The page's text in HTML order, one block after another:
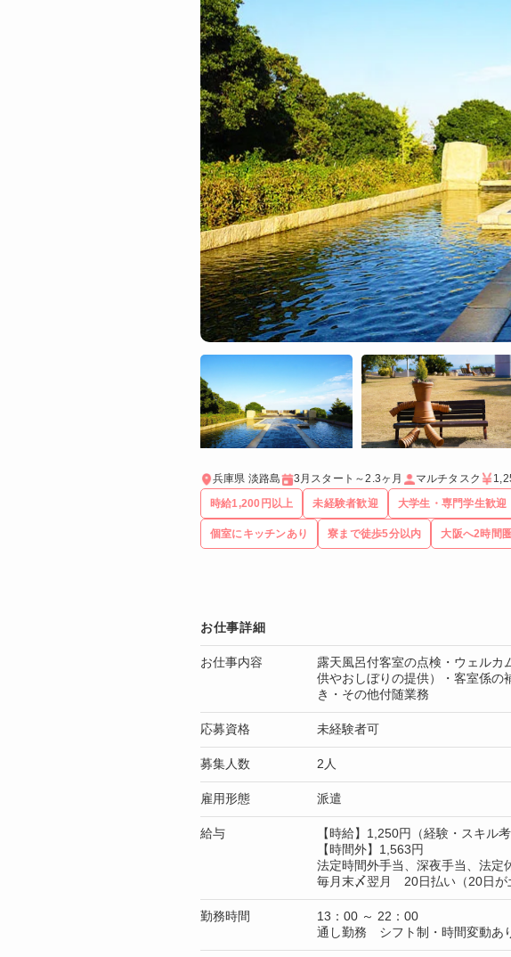
兵庫県 淡路島 3月スタート～2.3ヶ月 マルチタスク
時給1,200円以上 未経験者歓迎 大学生・専門学生歓迎
個室にキッチンあり 寮まで徒歩5分以内 大阪へ2時間
お仕事詳細
お仕事内容
露天風呂付客室の点検・ウェルカ
供やおしぼりの提供）・客室係の
き・その他付随業務
応募資格 未経験者可
募集人数 2人
雇用形態 派遣
給与
【時給】1,250円（経験・スキル考
【時間外】1,563円
法定時間外手当、深夜手当、法定
毎月末〆翌月 20日払い（20日が
勤務時間
13：00 ～ 22：00
通し勤務 シフト制・時間変動あ